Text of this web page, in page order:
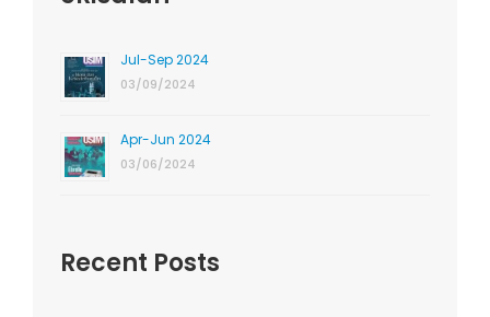
Jul-Sep 2024
03/09/2024
Apr-Jun 2024
03/06/2024
Recent Posts